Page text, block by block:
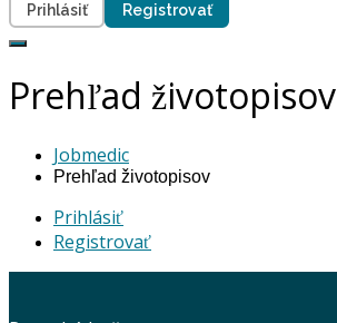
Prihlásiť Registrovať
Prehľad životopisov
Jobmedic
Prehľad životopisov
Prihlásiť
Registrovať